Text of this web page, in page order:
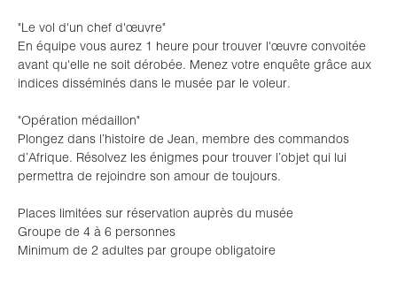
"Le vol d'un chef d'œuvre"
En équipe vous aurez 1 heure pour trouver l'œuvre convoitée
avant qu'elle ne soit dérobée. Menez votre enquête grâce aux
indices disséminés dans le musée par le voleur.
"Opération médaillon"
Plongez dans l’histoire de Jean, membre des commandos
d’Afrique. Résolvez les énigmes pour trouver l’objet qui lui
permettra de rejoindre son amour de toujours.
Places limitées sur réservation auprès du musée
Groupe de 4 à 6 personnes
Minimum de 2 adultes par groupe obligatoire